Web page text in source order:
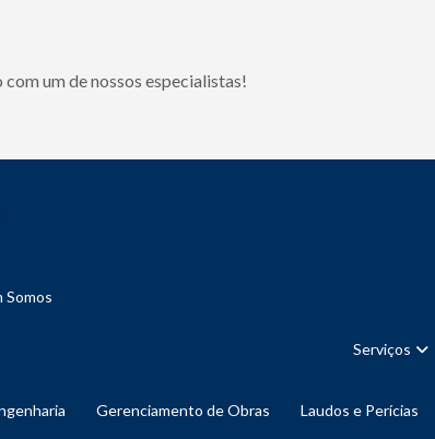
um de nossos especialistas!
Somos
Serviços
Gerenciamento de Obras Laudos e Perícias